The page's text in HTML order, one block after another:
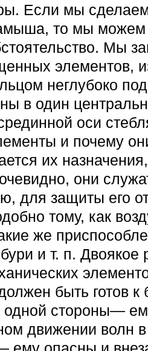
Если мы
то мы
Мы
элементов,
неглубоко
в один
оси
и почему
их
они
для защиты его
тому, как
же
и т. п. Двоякое
быть готов к
стороны—
движе­нии волн